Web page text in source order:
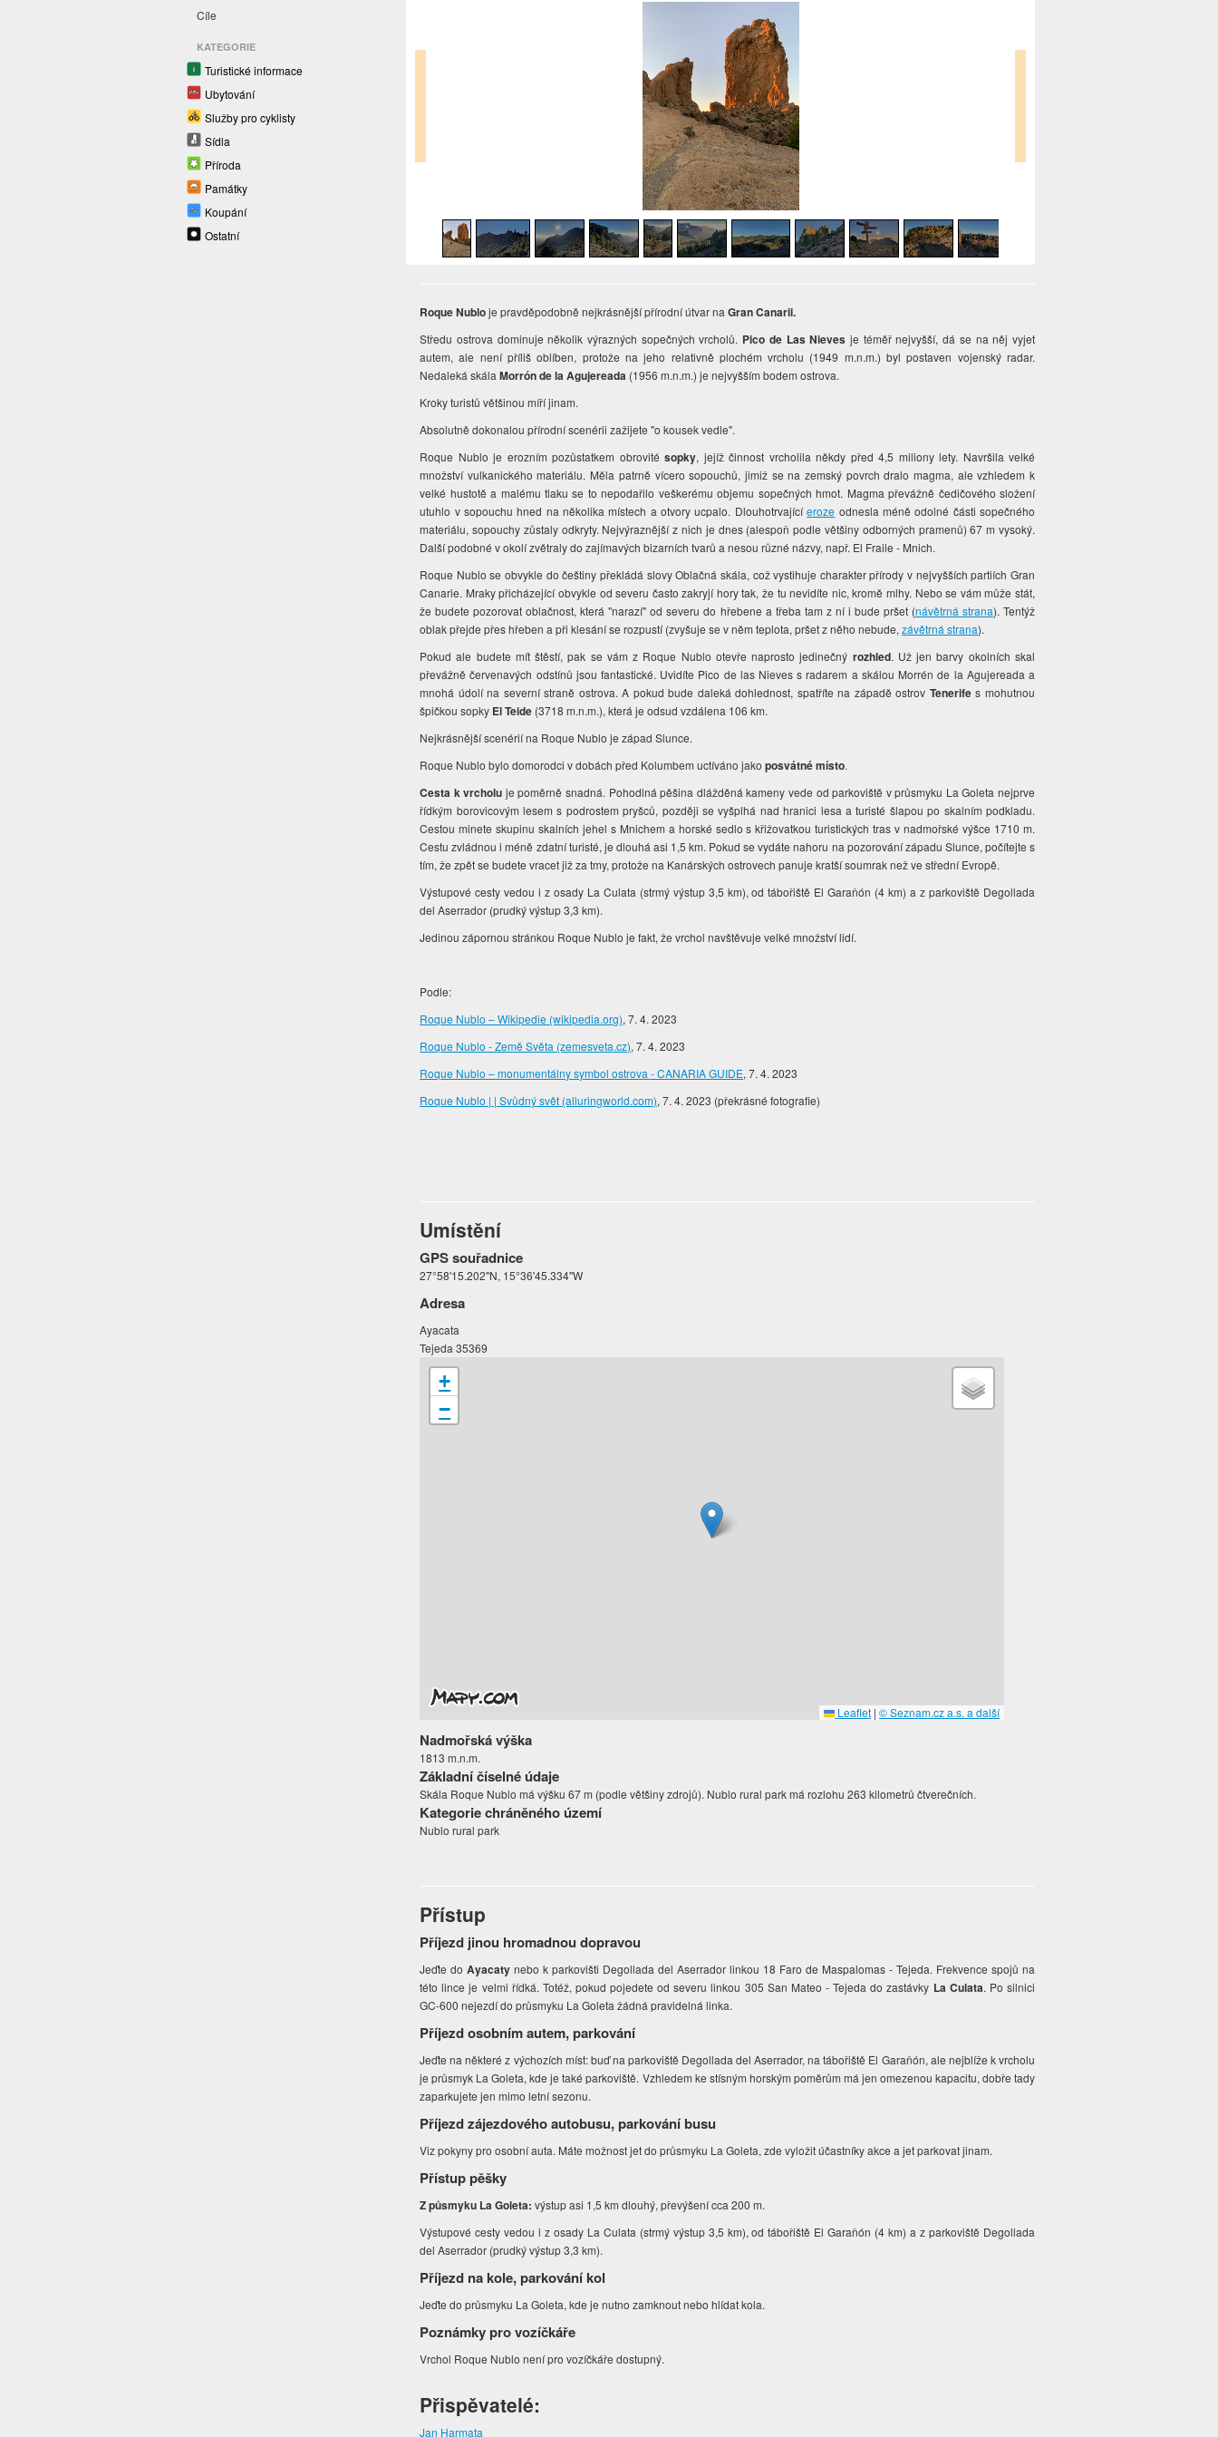
Cíle
KATEGORIE
Turistické informace
Ubytování
Služby pro cyklisty
Sídla
Příroda
Památky
Koupání
Ostatní
Roque Nubloje pravděpodobně nejkrásnější přírodní útvar naGran Canarii.
Středu ostrova dominuje několik výrazných sopečných vrcholů. Pico de Las Nieves je téměř nejvyšší, dá se na něj vyjet
autem, ale není příliš oblíben, protože na jeho relativně plochém vrcholu (1949 m.n.m.) byl postaven vojenský radar.
Nedaleká skálaMorrón de la Agujereada (1956 m.n.m.) je nejvyšším bodem ostrova.
Kroky turistů většinou míří jinam.
Absolutně dokonalou přírodní scenérii zažijete "o kousek vedle".
Roque Nublo je erozním pozůstatkem obrovitésopky, jejíž činnost vrcholila někdy před 4,5 miliony lety. Navršila velké
množství vulkanického materiálu. Měla patrně vícero sopouchů, jimiž se na zemský povrch dralo magma, ale vzhledem k
velké hustotě a malému tlaku se to nepodařilo veškerému objemu sopečných hmot. Magma převážně čedičového složení
utuhlo v sopouchu hned na několika místech a otvory ucpalo. Dlouhotrvajícíeroze odnesla méně odolné části sopečného
materiálu, sopouchy zůstaly odkryty. Nejvýraznější z nich je dnes (alespoň podle většiny odborných pramenů) 67 m vysoký.
Další podobné v okolí zvětraly do zajímavých bizarních tvarů a nesou různé názvy, např. El Fraile - Mnich.
Roque Nublo se obvykle do češtiny překládá slovy Oblačná skála, což vystihuje charakter přírody v nejvyšších partiích Gran
Canarie. Mraky přicházející obvykle od severu často zakryjí hory tak, že tu nevidíte nic, kromě mlhy. Nebo se vám může stát,
že budete pozorovat oblačnost, která "narazí" od severu do hřebene a třeba tam z ní i bude pršet (návětrná strana). Tentýž
oblak přejde přes hřeben a při klesání se rozpustí (zvyšuje se v něm teplota, pršet z něho nebude,závětrná strana).
Pokud ale budete mít štěstí, pak se vám z Roque Nublo otevře naprosto jedinečný rozhled. Už jen barvy okolních skal
převážně červenavých odstínů jsou fantastické. Uvidíte Pico de las Nieves s radarem a skálou Morrén de la Agujereada a
mnohá údolí na severní straně ostrova. A pokud bude daleká dohlednost, spatříte na západě ostrov Tenerifes mohutnou
špičkou sopky El Teide (3718 m.n.m.), která je odsud vzdálena 106 km.
Nejkrásnější scenérií na Roque Nublo je západ Slunce.
Roque Nublo bylo domorodci v dobách před Kolumbem uctíváno jakoposvátné místo.
Cesta k vrcholu je poměrně snadná. Pohodlná pěšina dlážděná kameny vede od parkoviště v průsmyku La Goleta nejprve
řídkým borovicovým lesem s podrostem pryšců, později se vyšplhá nad hranici lesa a turisté šlapou po skalním podkladu.
Cestou minete skupinu skalních jehel s Mnichem a horské sedlo s křižovatkou turistických tras v nadmořské výšce 1710 m.
Cestu zvládnou i méně zdatní turisté, je dlouhá asi 1,5 km. Pokud se vydáte nahoru na pozorování západu Slunce, počítejte s
tím, že zpět se budete vracet již za tmy, protože na Kanárských ostrovech panuje kratší soumrak než ve střední Evropě.
Výstupové cesty vedou i z osady La Culata (strmý výstup 3,5 km), od tábořiště El Garaňón (4 km) a z parkoviště Degollada
del Aserrador (prudký výstup 3,3 km).
Jedinou zápornou stránkou Roque Nublo je fakt, že vrchol navštěvuje velké množství lidí.
Podle:
Roque Nublo – Wikipedie (wikipedia.org), 7. 4. 2023
Roque Nublo - Země Světa (zemesveta.cz), 7. 4. 2023
Roque Nublo – monumentálny symbol ostrova - CANARIA GUIDE, 7. 4. 2023
Roque Nublo | | Svůdný svět (alluringworld.com), 7. 4. 2023 (překrásné fotografie)
Umístění
GPS souřadnice
27°58'15.202"N, 15°36'45.334"W
Adresa
Ayacata
Tejeda 35369
+
−
Leaflet | © Seznam.cz a.s. a další
Nadmořská výška
1813 m.n.m.
Základní číselné údaje
Skála Roque Nublo má výšku 67 m (podle většiny zdrojů). Nublo rural park má rozlohu 263 kilometrů čtverečních.
Kategorie chráněného území
Nublo rural park
Přístup
Příjezd jinou hromadnou dopravou
Jeďte doAyacaty nebo k parkovišti Degollada del Aserrador linkou 18 Faro de Maspalomas - Tejeda. Frekvence spojů na
této lince je velmi řídká. Totéž, pokud pojedete od severu linkou 305 San Mateo - Tejeda do zastávky La Culata. Po silnici
GC-600 nejezdí do průsmyku La Goleta žádná pravidelná linka.
Příjezd osobním autem, parkování
Jeďte na některé z výchozích míst: buď na parkoviště Degollada del Aserrador, na tábořiště El Garaňón, ale nejblíže k vrcholu
je průsmyk La Goleta, kde je také parkoviště. Vzhledem ke stísným horským poměrům má jen omezenou kapacitu, dobře tady
zaparkujete jen mimo letní sezonu.
Příjezd zájezdového autobusu, parkování busu
Viz pokyny pro osobní auta. Máte možnost jet do průsmyku La Goleta, zde vyložit účastníky akce a jet parkovat jinam.
Přístup pěšky
Z půsmyku La Goleta: výstup asi 1,5 km dlouhý, převýšení cca 200 m.
Výstupové cesty vedou i z osady La Culata (strmý výstup 3,5 km), od tábořiště El Garaňón (4 km) a z parkoviště Degollada
del Aserrador (prudký výstup 3,3 km).
Příjezd na kole, parkování kol
Jeďte do průsmyku La Goleta, kde je nutno zamknout nebo hlídat kola.
Poznámky pro vozíčkáře
Vrchol Roque Nublo není pro vozíčkáře dostupný.
Přispěvatelé:
Jan Harmata